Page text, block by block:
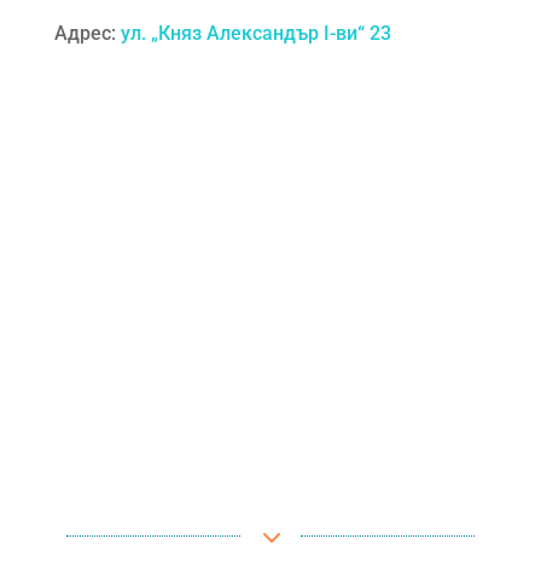
Адрес: ул. „Княз Александър I-ви“ 23
3